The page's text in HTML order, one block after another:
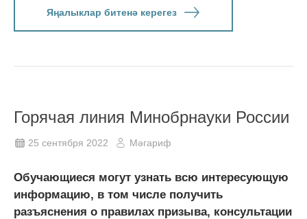
Яңалыклар битенә керегез
Горячая линия Минобрнауки России
25 сентября 2022 Мәгариф
Обучающиеся могут узнать всю интересующую
информацию, в том числе получить
разъяснения о правилах призыва, консультации